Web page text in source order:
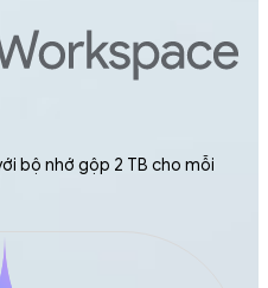
bộ nhớ gộp 2 TB cho mỗi